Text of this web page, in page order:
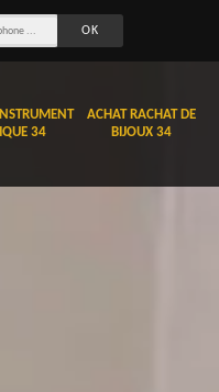
34
ACHAT RACHAT DE
BIJOUX 34